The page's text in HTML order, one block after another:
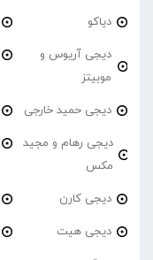
دیاکو
دیجی آریوس و
موبیتز
دیجی حمید خارجی
دیجی رهام و مجید
مکس
دیجی کارن
دیجی هیت